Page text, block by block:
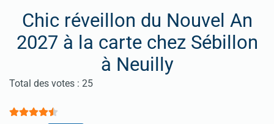
Chic réveillon du Nouvel An
2027 à la carte chez Sébillon
à Neuilly
Vote utilisateur:4.5/
Total des votes : 25